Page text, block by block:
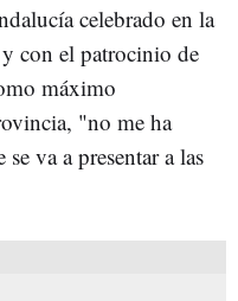
celebrado en la
y con el patrocinio de
máximo
"no me ha
va a presentar a las